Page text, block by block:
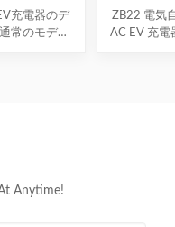
充電器のデ
常のモデル
がない場合
トコルとの
ジェント検
グ,完全な安
ZB22 電気
AC EV 充電
Anytime!